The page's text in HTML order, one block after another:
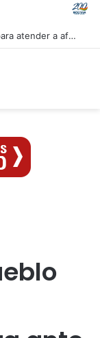
Lamentan salida de Chile del Movimiento de Países No Alineados